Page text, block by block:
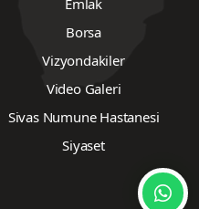
Emlak
Borsa
Vizyondakiler
Video Galeri
Sivas Numune Hastanesi
Siyaset